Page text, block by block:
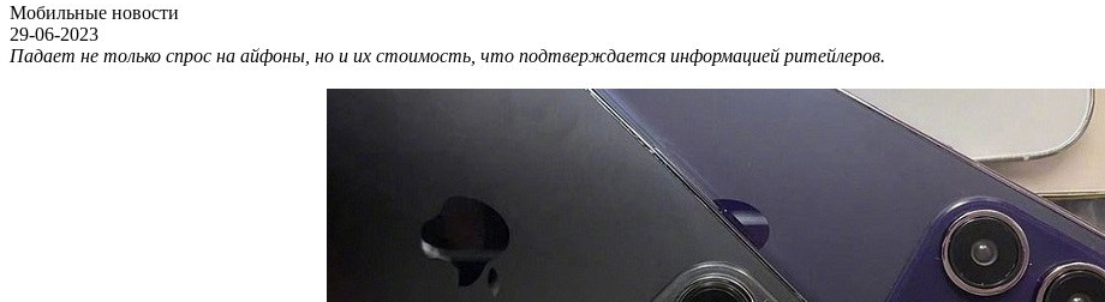
Мобильные новости
29-06-2023
Падает не только спрос на айфоны, но и их стоимость, что подтверждается информацией ритейлеров.